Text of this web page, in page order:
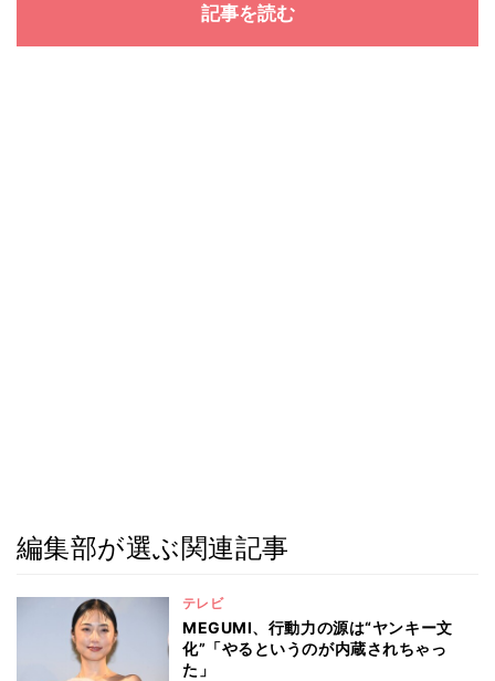
記事を読む
編集部が選ぶ関連記事
テレビ
MEGUMI、行動力の源は“ヤンキー文
化”「やるというのが内蔵されちゃっ
た」